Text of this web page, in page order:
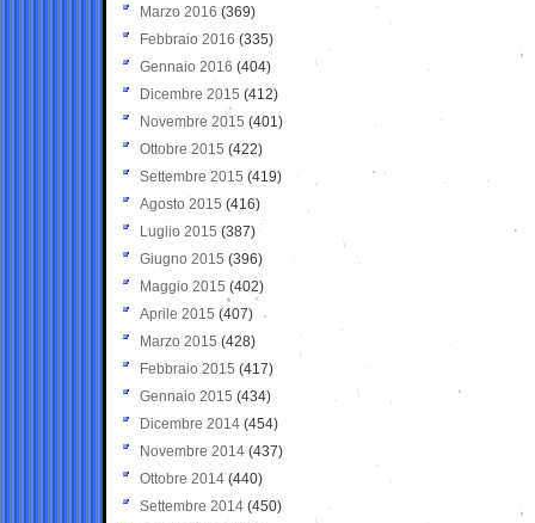
Marzo 2016 (369)
Febbraio 2016 (335)
Gennaio 2016 (404)
Dicembre 2015 (412)
Novembre 2015 (401)
Ottobre 2015 (422)
Settembre 2015 (419)
Agosto 2015 (416)
Luglio 2015 (387)
Giugno 2015 (396)
Maggio 2015 (402)
Aprile 2015 (407)
Marzo 2015 (428)
Febbraio 2015 (417)
Gennaio 2015 (434)
Dicembre 2014 (454)
Novembre 2014 (437)
Ottobre 2014 (440)
Settembre 2014 (450)